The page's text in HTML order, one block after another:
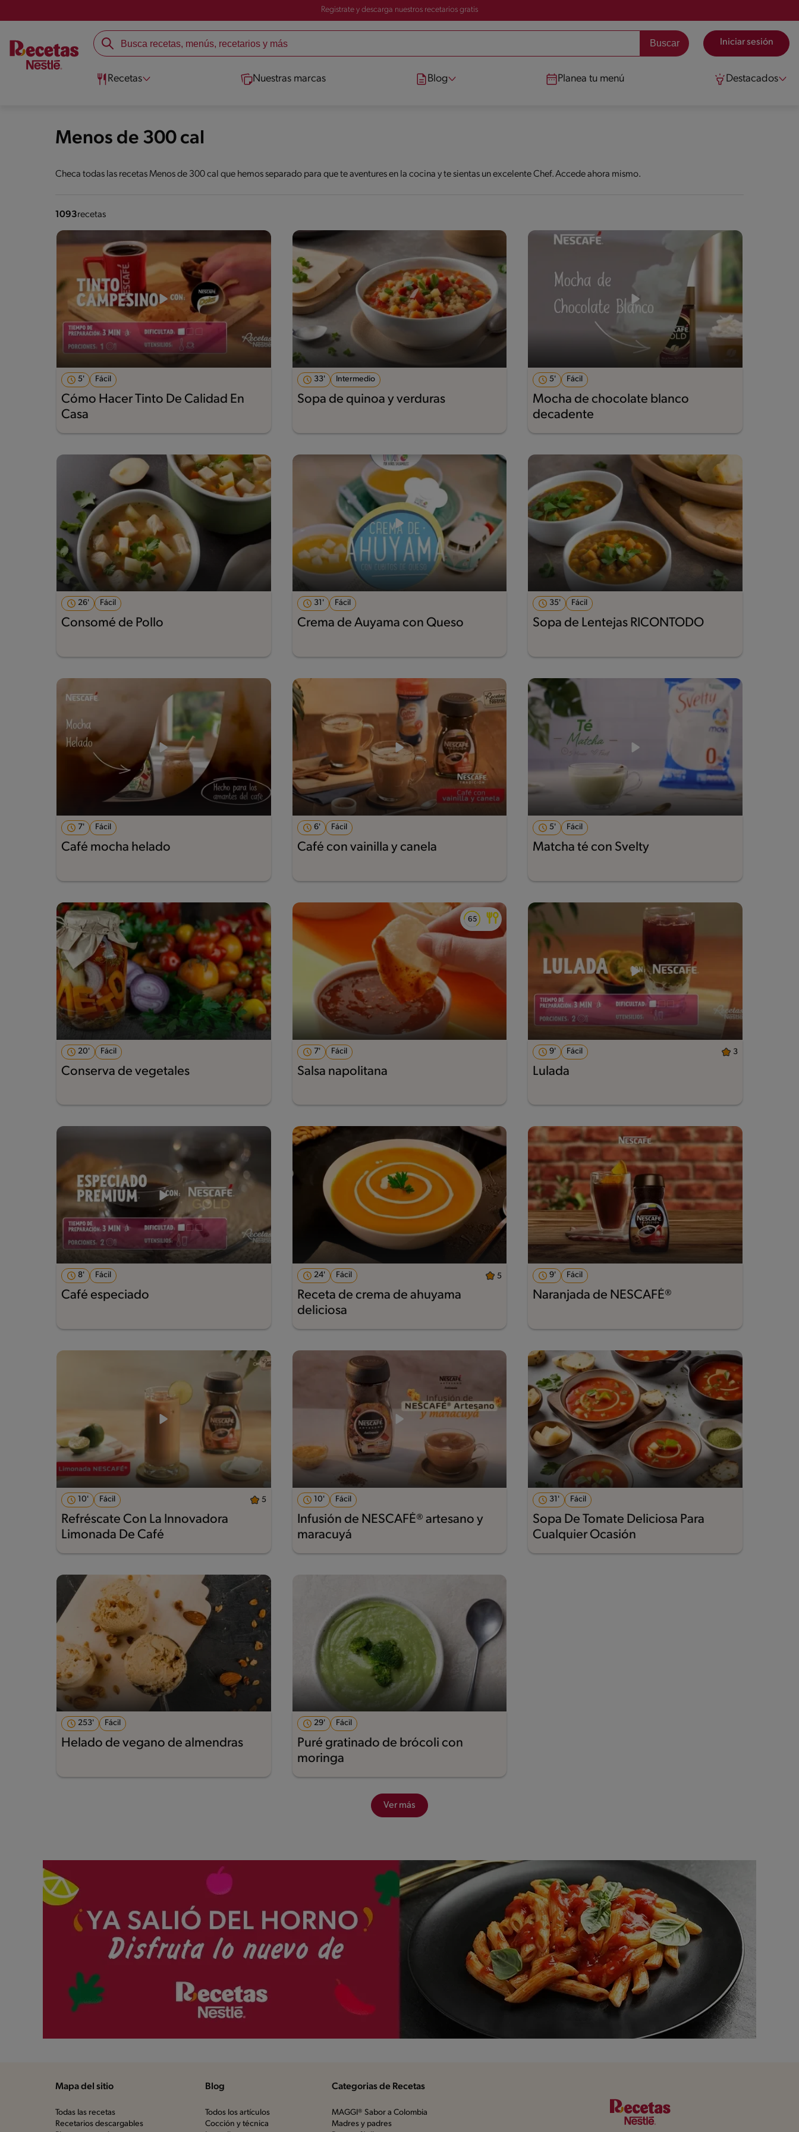
Registrate y descarga nuestros recetarios gratis
Iniciar sesión
Recetas Nuestras marcas Blog Planea tu menú Destacados
Menos de 300 cal
Checa todas las recetas Menos de 300 cal que hemos separado para que te aventures en la cocina y te sientas un excelente Chef. Accede ahora mismo.
1093recetas
5' Fácil
Cómo Hacer Tinto De Calidad En
Casa
33' Intermedio
Sopa de quinoa y verduras
5' Fácil
Mocha de chocolate blanco
decadente
26' Fácil
Consomé de Pollo
31' Fácil
Crema de Auyama con Queso
35' Fácil
Sopa de Lentejas RICONTODO
7' Fácil
Café mocha helado
6' Fácil
Café con vainilla y canela
5' Fácil
Matcha té con Svelty
20' Fácil
Conserva de vegetales
7' Fácil
Salsa napolitana
9' Fácil 3
Lulada
8' Fácil
Café especiado
24' Fácil 5
Receta de crema de ahuyama
deliciosa
9' Fácil
Naranjada de NESCAFÉ®
10' Fácil 5
Refréscate Con La Innovadora
Limonada De Café
10' Fácil
Infusión de NESCAFÉ® artesano y
maracuyá
31' Fácil
Sopa De Tomate Deliciosa Para
Cualquier Ocasión
253' Fácil
Helado de vegano de almendras
29' Fácil
Puré gratinado de brócoli con
moringa
Ver más
Mapa del sitio
Todas las recetas
Recetarios descargables
Blog
Todos los artículos
Cocción y técnica
Categorias de Recetas
MAGGI® Sabor a Colombia
Madres y padres